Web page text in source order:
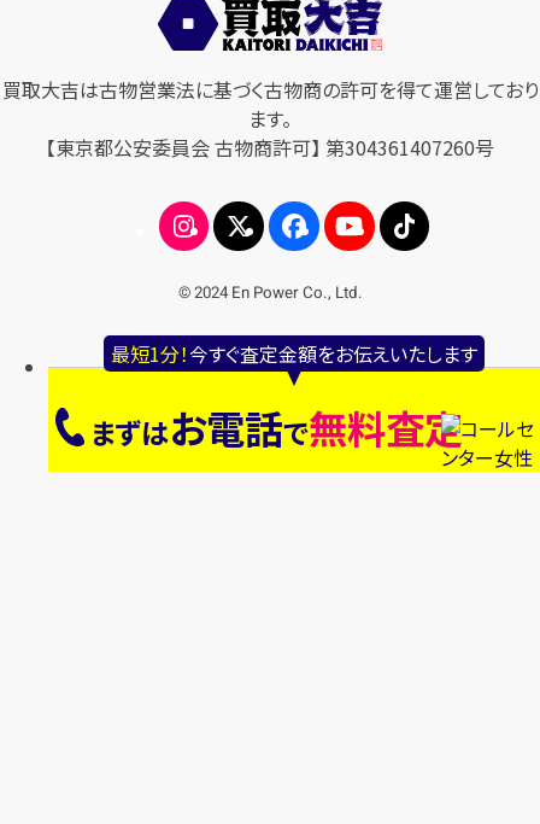
最短1分！今すぐ査定金額をお伝えいたします
まずはお電話で無料査定
買取大吉は古物営業法に基づく古物商の許可を得て運営しており
ます。
【東京都公安委員会 古物商許可】 第304361407260号
© 2024 En Power Co., Ltd.